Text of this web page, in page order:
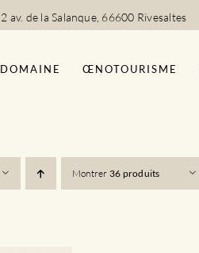
2 av. de la Salanque, 66600 Rivesaltes
DOMAINE ŒNOTOURISME
Montrer 36 produits